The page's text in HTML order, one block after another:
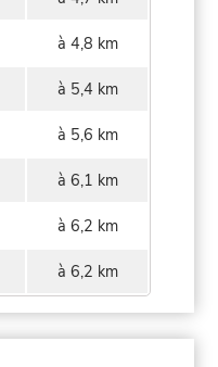
à 4,8 km
à 5,4 km
à 5,6 km
à 6,1 km
à 6,2 km
à 6,2 km